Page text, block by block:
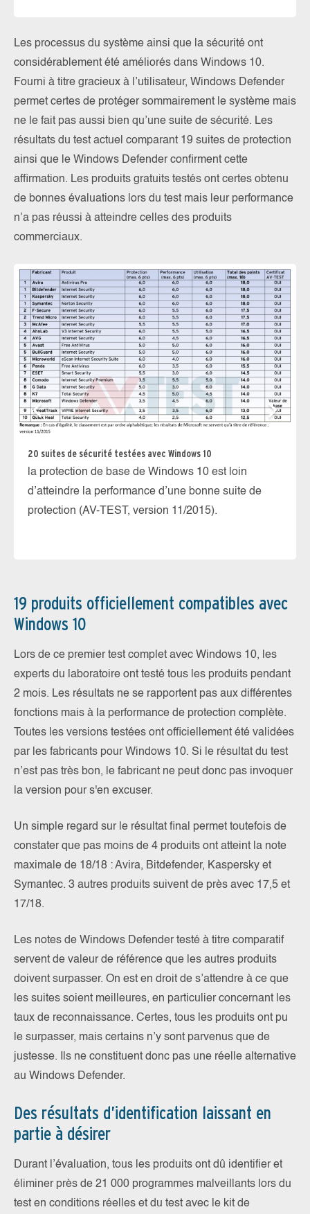
Les processus du système ainsi que la sécurité ont
considérablement été améliorés dans Windows 10.
Fourni à titre gracieux à l’utilisateur, Windows Defender
permet certes de protéger sommairement le système mais
ne le fait pas aussi bien qu’une suite de sécurité. Les
résultats du test actuel comparant 19 suites de protection
ainsi que le Windows Defender confirment cette
affirmation. Les produits gratuits testés ont certes obtenu
de bonnes évaluations lors du test mais leur performance
n’a pas réussi à atteindre celles des produits
commerciaux.
20 suites de sécurité testées avec Windows 10
la protection de base de Windows 10 est loin
d’atteindre la performance d’une bonne suite de
protection (AV-TEST, version 11/2015).
19 produits officiellement compatibles avec
Windows 10
Lors de ce premier test complet avec Windows 10, les
experts du laboratoire ont testé tous les produits pendant
2 mois. Les résultats ne se rapportent pas aux différentes
fonctions mais à la performance de protection complète.
Toutes les versions testées ont officiellement été validées
par les fabricants pour Windows 10. Si le résultat du test
n’est pas très bon, le fabricant ne peut donc pas invoquer
la version pour s'en excuser.
Un simple regard sur le résultat final permet toutefois de
constater que pas moins de 4 produits ont atteint la note
maximale de 18/18 : Avira, Bitdefender, Kaspersky et
Symantec. 3 autres produits suivent de près avec 17,5 et
17/18.
Les notes de Windows Defender testé à titre comparatif
servent de valeur de référence que les autres produits
doivent surpasser. On est en droit de s’attendre à ce que
les suites soient meilleures, en particulier concernant les
taux de reconnaissance. Certes, tous les produits ont pu
le surpasser, mais certains n’y sont parvenus que de
justesse. Ils ne constituent donc pas une réelle alternative
au Windows Defender.
Des résultats d’identification laissant en
partie à désirer
Durant l’évaluation, tous les produits ont dû identifier et
éliminer près de 21 000 programmes malveillants lors du
test en conditions réelles et du test avec le kit de